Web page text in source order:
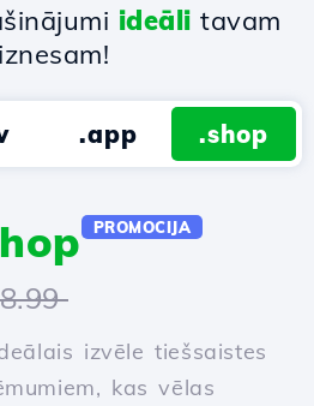
ideāli tavam
.app .shop
PROMOCIJA
izvēle tiešsaistes
kas vēlas